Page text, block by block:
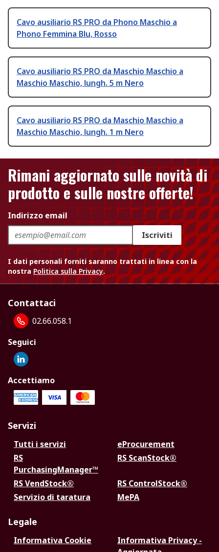
Cavo ausiliario RS PRO da Phono Maschio a
Phono Femmina Blu, Rosso
Cavo ausiliario RS PRO da Maschio Maschio a
Maschio Maschio, lungh. 5 m Nero
Cavo ausiliario RS PRO da Maschio Maschio a
Maschio Maschio, lungh. 1 m Nero
Rimani aggiornato sulle novità di
prodotto e sulle nostre offerte!
Indirizzo email
Iscriviti
I dati personali forniti saranno trattati in linea con la
nostra Politica sulla Privacy.
Contattaci
02.66.058.1
Seguici
Accettiamo
Servizi
Tutti i servizi
eProcurement
RS
PurchasingManager™
RS ScanStock®
RS VendStock®
RS ControlStock®
Servizio di taratura
MePA
Legale
Informativa Cookie
Informativa Privacy -